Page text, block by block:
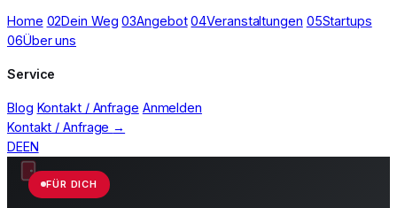
Home 02Dein Weg 03Angebot 04Veranstaltungen 05Startups
06Über uns
Service
Blog Kontakt / Anfrage Anmelden
Kontakt / Anfrage →
DEEN
FÜR DICH